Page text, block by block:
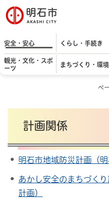
明石市
安全・安心 くらし・手続き
観光・文化・スポ
ーツ
まちづくり・環境
ペ
計画関係
明石市地域防災計画（明
あかし安全のまちづく
計画）